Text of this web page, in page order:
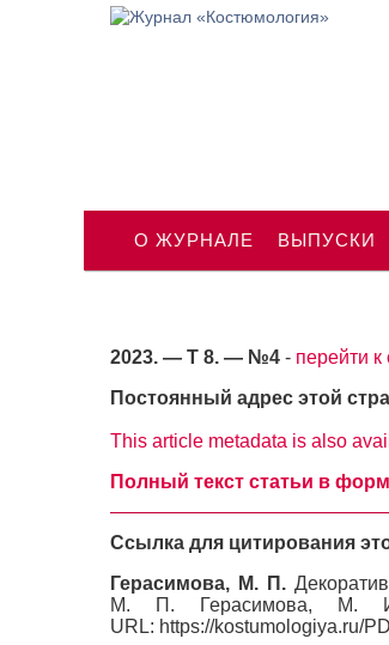
О ЖУРНАЛЕ ВЫПУСКИ
2023. — Т 8. — №4 - перейти
Постоянный адрес этой
This article metadata is also
Полный текст статьи в
Ссылка для цитирования
Герасимова, М. П.
М. П. Герасимова,
URL: https://kostumologiya.ru/